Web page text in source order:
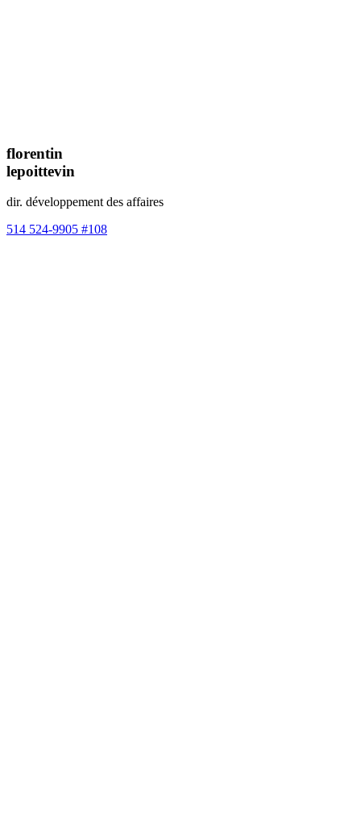
florentin
lepoittevin
dir. développement des affaires
514 524-9905 #108